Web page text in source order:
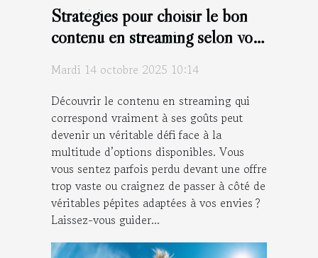
Stratégies pour choisir le bon
contenu en streaming selon vos
Mardi 14 octobre 2025 10:14
Découvrir le contenu en streaming qui
correspond vraiment à ses goûts peut
devenir un véritable défi face à la
multitude d’options disponibles. Vous
vous sentez parfois perdu devant une offre
trop vaste ou craignez de passer à côté de
véritables pépites adaptées à vos envies ?
Laissez-vous guider...